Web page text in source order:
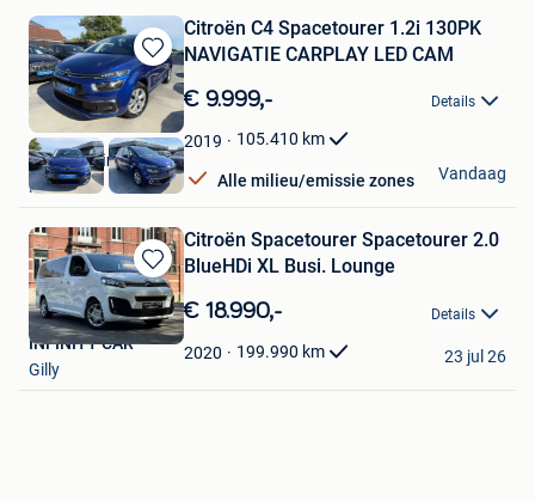
Bewaren
in
Mijn
Favorieten
Citroën C4 Spacetourer 1.2i 130PK
NAVIGATIE CARPLAY LED CAM
€ 9.999,- Details
2019 105.410 km
Alle milieu/emissie zones
KGT Trading BV
Ninove
Vandaag
Bewaren
in
Mijn
Favorieten
Citroën Spacetourer Spacetourer 2.0
BlueHDi XL Busi. Lounge
€ 18.990,- Details
2020 199.990 km
INFINITY CAR
Gilly
23 jul 26